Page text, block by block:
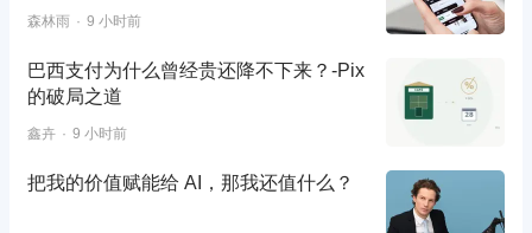
森林雨 9 小时前
巴西支付为什么曾经贵还降不下来？-Pix
的破局之道
鑫卉 9 小时前
把我的价值赋能给 AI，那我还值什么？